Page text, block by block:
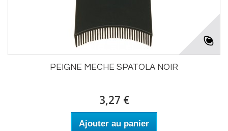
PEIGNE MECHE SPATOLA NOIR
3,27 €
Ajouter au panier